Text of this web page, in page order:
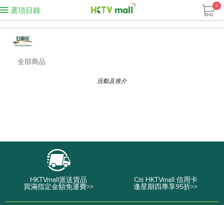
選項目錄
0
全部商品
活動及推介
HKTVmall派送貨品
買滿指定金額免運費>>
Citi HKTVmall 信用卡
逢星期四專享95折>>